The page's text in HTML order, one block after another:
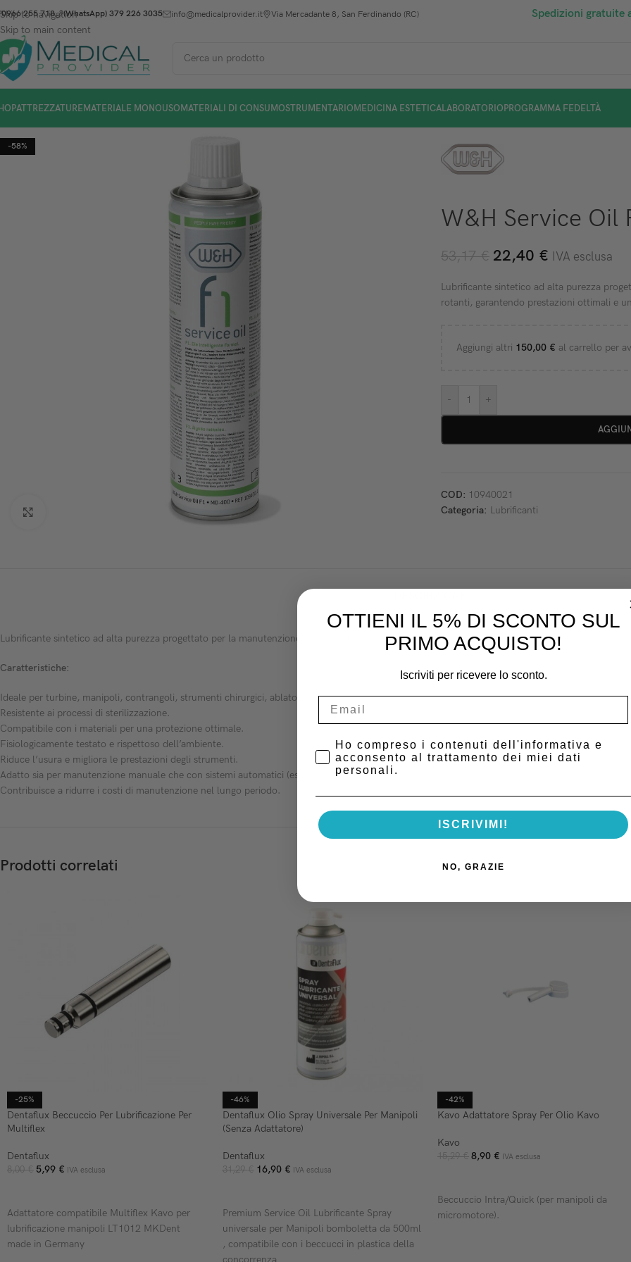
Skip to navigation
Skip to main content
0966 255 718 (WhatsApp) 379 226 3035 info@medicalprovider.it Via Mercadante 8, San Ferdinando (RC) Spedizioni gratuite
ATTREZZATUREMATERIALE MONOUSOMATERIALI DI CONSUMOSTRUMENTARIOMEDICINA ESTETICALABORATORIOPROGRAMMA FEDELTÀ
-58%
W&H Service Oil
53,17€ 22,40 € IVA esclusa
Lubrificante sintetico ad alta purezza
rotanti, garantendo prestazioni ottimali e
Aggiungi altri 150,00 € al carrello per
- +
COD: 10940021
Categoria: Lubrificanti
Lubrificante sintetico ad alta purezza progettato per la manutenzione e la cura degli strumenti rotanti, garantendo prestazioni ottimali e una
Caratteristiche:
Ideale per turbine, manipoli, contrangoli, strumenti chirurgici, ablatori e micromotori ad aria.
Resistente ai processi di sterilizzazione.
Compatibile con i materiali per una protezione ottimale.
Fisiologicamente testato e rispettoso dell’ambiente.
Riduce l’usura e migliora le prestazioni degli strumenti.
Adatto sia per manutenzione manuale che con sistemi automatici (es. Assistina 301 plus).
Contribuisce a ridurre i costi di manutenzione nel lungo periodo.
Prodotti correlati
-25%
Dentaflux Beccuccio Per Lubrificazione Per
Multiflex
Dentaflux
8,00€ 5,99 € IVA esclusa
Adattatore compatibile Multiflex Kavo per
lubrificazione manipoli LT1012 MKDent
made in Germany
-46%
Dentaflux Olio Spray Universale Per Manipoli
(Senza Adattatore)
Dentaflux
31,29€ 16,90 € IVA esclusa
Premium Service Oil Lubrificante Spray
universale per Manipoli bomboletta da 500ml
, compatibile con i beccucci in plastica della
-42%
Kavo Adattatore Spray Per Olio Kavo
Kavo
15,29€ 8,90 € IVA esclusa
Beccuccio Intra/Quick (per manipoli da
micromotore).
OTTIENI IL 5% DI SCONTO SUL
PRIMO ACQUISTO!
Iscriviti per ricevere lo sconto.
Privacy Policy
Ho compreso i contenuti dell'informativa e
acconsento al trattamento dei miei dati
personali.
ISCRIVIMI!
NO, GRAZIE